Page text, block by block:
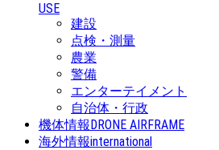
USE
建設
点検・測量
農業
警備
エンターテイメント
自治体・行政
機体情報DRONE AIRFRAME
海外情報international